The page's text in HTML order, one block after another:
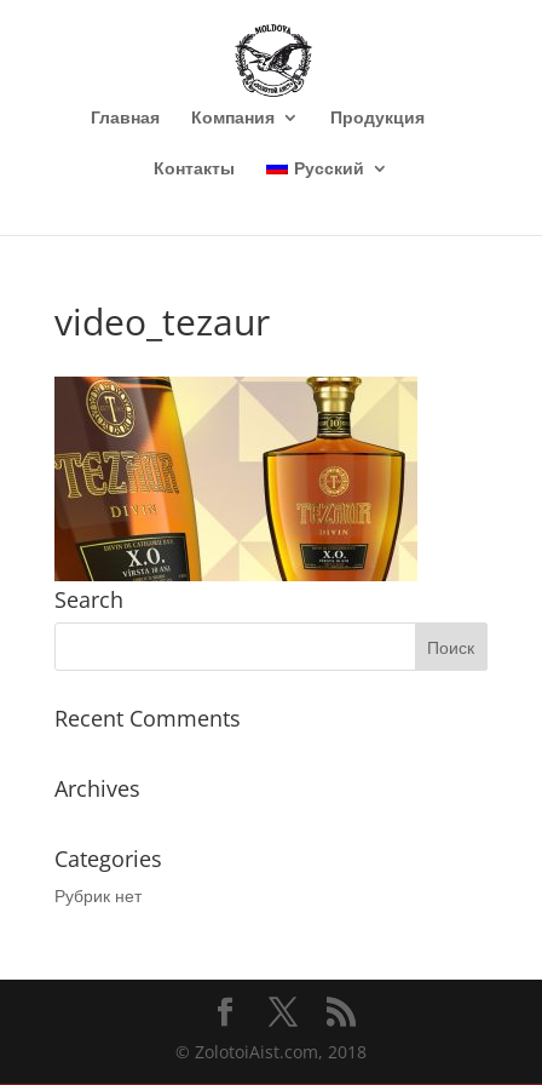
Главная Компания Продукция
Контакты Русский
video_tezaur
Search
Recent Comments
Archives
Categories
Рубрик нет
© ZolotoiAist.com, 2018